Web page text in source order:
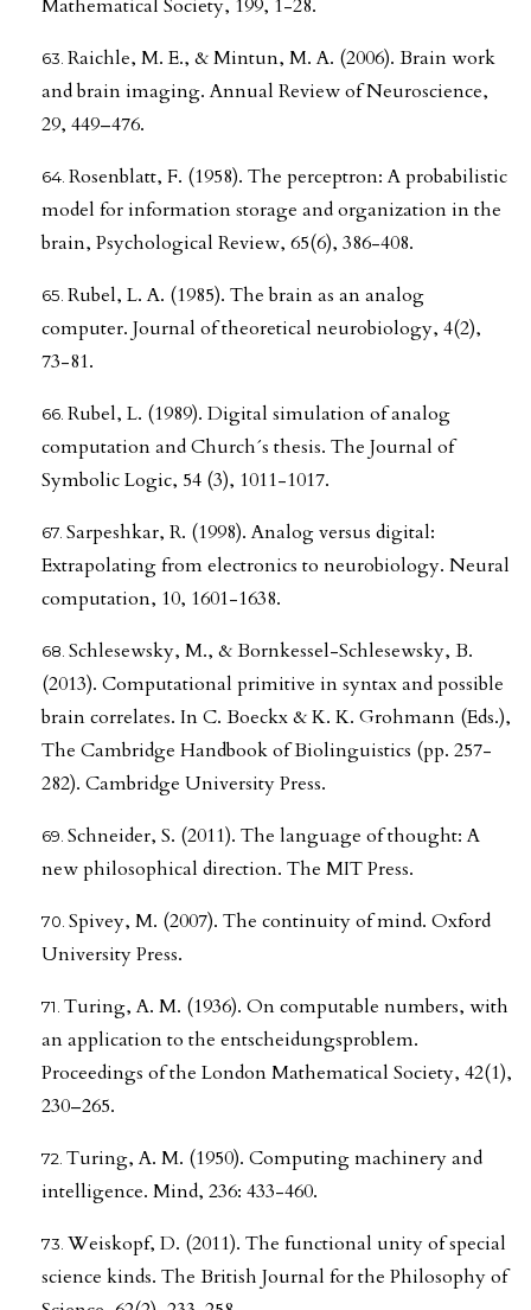
Mathematical Society, 199, 1-28.
Raichle, M. E., & Mintun, M. A. (2006). Brain work
and brain imaging. Annual Review of Neuroscience,
29, 449–476.
Rosenblatt, F. (1958). The perceptron: A probabilistic
model for information storage and organization in the
brain, Psychological Review, 65(6), 386-408.
Rubel, L. A. (1985). The brain as an analog
computer. Journal of theoretical neurobiology, 4(2),
73-81.
Rubel, L. (1989). Digital simulation of analog
computation and Church´s thesis. The Journal of
Symbolic Logic, 54 (3), 1011-1017.
Sarpeshkar, R. (1998). Analog versus digital:
Extrapolating from electronics to neurobiology. Neural
computation, 10, 1601-1638.
Schlesewsky, M., & Bornkessel-Schlesewsky, B.
(2013). Computational primitive in syntax and possible
brain correlates. In C. Boeckx & K. K. Grohmann (Eds.),
The Cambridge Handbook of Biolinguistics (pp. 257-
282). Cambridge University Press.
Schneider, S. (2011). The language of thought: A
new philosophical direction. The MIT Press.
Spivey, M. (2007). The continuity of mind. Oxford
University Press.
Turing, A. M. (1936). On computable numbers, with
an application to the entscheidungsproblem.
Proceedings of the London Mathematical Society, 42(1),
230–265.
Turing, A. M. (1950). Computing machinery and
intelligence. Mind, 236: 433-460.
Weiskopf, D. (2011). The functional unity of special
science kinds. The British Journal for the Philosophy of